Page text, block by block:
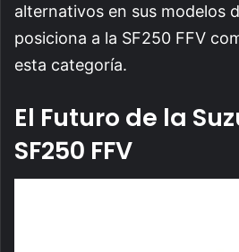
alternativos en sus modelos
posiciona a la SF250 FFV
esta categoría.
El Futuro de la
SF250 FFV